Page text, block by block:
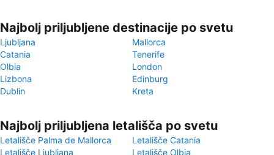
Najbolj priljubljene destinacije po svetu
Ljubljana
Mallorca
Catania
Tenerife
Olbia
London
Lizbona
Edinburg
Dublin
Kreta
Najbolj priljubljena letališča po svetu
Letališče Palma de Mallorca
Letališče Catania
Letališče Ljubljana
Letališče Olbia